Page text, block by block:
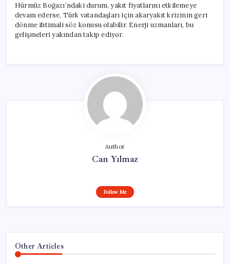
Hürmüz Boğazı’ndaki durum, yakıt fiyatlarını etkilemeye
devam ederse, Türk vatandaşları için akaryakıt krizinin geri
dönme ihtimali söz konusu olabilir. Enerji uzmanları, bu
gelişmeleri yakından takip ediyor.
Author
Can Yılmaz
Follow Me
Other Articles